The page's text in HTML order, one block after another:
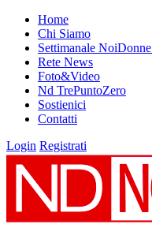
Home
Chi Siamo
Settimanale
Rete News
Foto&Video
Nd TrePuntoZero
Sostienici
Contatti
Login Registrati